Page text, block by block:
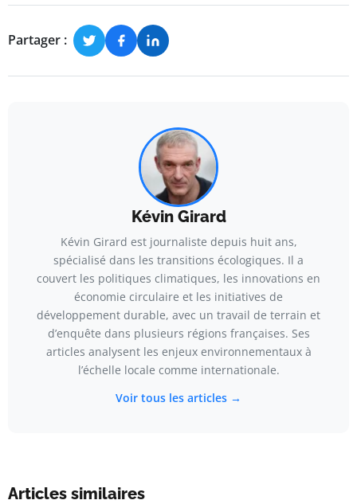
Partager :
Kévin Girard
Kévin Girard est journaliste depuis huit ans,
spécialisé dans les transitions écologiques. Il a
couvert les politiques climatiques, les innovations en
économie circulaire et les initiatives de
développement durable, avec un travail de terrain et
d’enquête dans plusieurs régions françaises. Ses
articles analysent les enjeux environnementaux à
l’échelle locale comme internationale.
Voir tous les articles →
Articles similaires